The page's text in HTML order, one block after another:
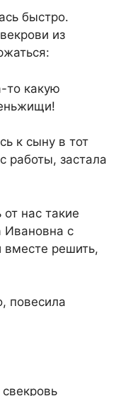
быстро.
из
то какую
к сыну в тот
работы, застала
нас такие
Ивановна с
решить,
повесила